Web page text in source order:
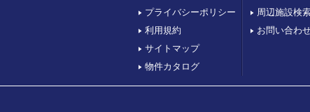
プライバシーポリシー
利用規約
サイトマップ
物件カタログ
周辺施設検
お問い合わ